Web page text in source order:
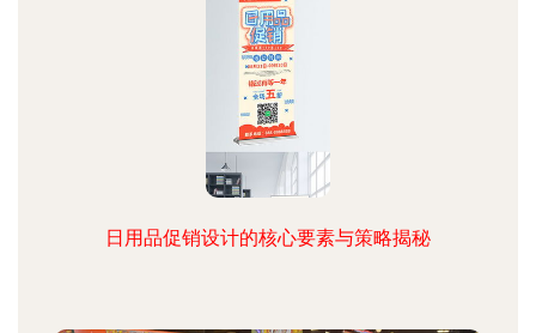
日用品促销设计的核心要素与策略揭秘